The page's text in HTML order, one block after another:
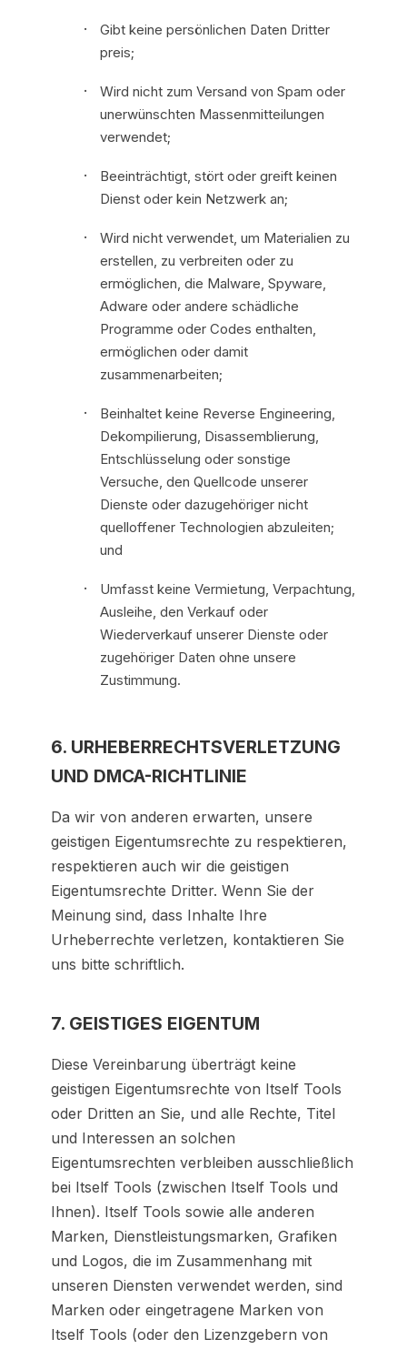
Gibt keine persönlichen Daten Dritter
preis;
Wird nicht zum Versand von Spam oder
unerwünschten Massenmitteilungen
verwendet;
Beeinträchtigt, stört oder greift keinen
Dienst oder kein Netzwerk an;
Wird nicht verwendet, um Materialien zu
erstellen, zu verbreiten oder zu
ermöglichen, die Malware, Spyware,
Adware oder andere schädliche
Programme oder Codes enthalten,
ermöglichen oder damit
zusammenarbeiten;
Beinhaltet keine Reverse Engineering,
Dekompilierung, Disassemblierung,
Entschlüsselung oder sonstige
Versuche, den Quellcode unserer
Dienste oder dazugehöriger nicht
quelloffener Technologien abzuleiten;
und
Umfasst keine Vermietung, Verpachtung,
Ausleihe, den Verkauf oder
Wiederverkauf unserer Dienste oder
zugehöriger Daten ohne unsere
Zustimmung.
6. URHEBERRECHTSVERLETZUNG
UND DMCA-RICHTLINIE
Da wir von anderen erwarten, unsere
geistigen Eigentumsrechte zu respektieren,
respektieren auch wir die geistigen
Eigentumsrechte Dritter. Wenn Sie der
Meinung sind, dass Inhalte Ihre
Urheberrechte verletzen, kontaktieren Sie
uns bitte schriftlich.
7. GEISTIGES EIGENTUM
Diese Vereinbarung überträgt keine
geistigen Eigentumsrechte von Itself Tools
oder Dritten an Sie, und alle Rechte, Titel
und Interessen an solchen
Eigentumsrechten verbleiben ausschließlich
bei Itself Tools (zwischen Itself Tools und
Ihnen). Itself Tools sowie alle anderen
Marken, Dienstleistungsmarken, Grafiken
und Logos, die im Zusammenhang mit
unseren Diensten verwendet werden, sind
Marken oder eingetragene Marken von
Itself Tools (oder den Lizenzgebern von